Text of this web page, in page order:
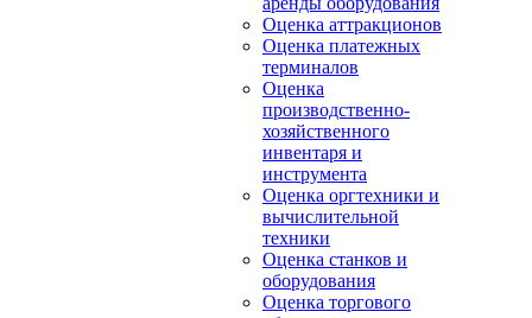
Оценка аттракционов
Оценка платежных
терминалов
Оценка
производственно-
хозяйственного
инвентаря и
инструмента
Оценка оргтехники и
вычислительной
техники
Оценка станков и
оборудования
Оценка торгового